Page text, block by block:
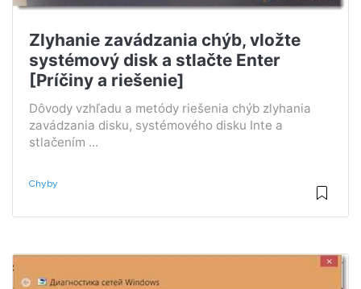
Zlyhanie zavádzania chýb, vložte
systémový disk a stlačte Enter
[Príčiny a riešenie]
Dôvody vzhľadu a metódy riešenia chýb zlyhania
zavádzania disku, systémového disku Inte a
stlačením ...
Chyby